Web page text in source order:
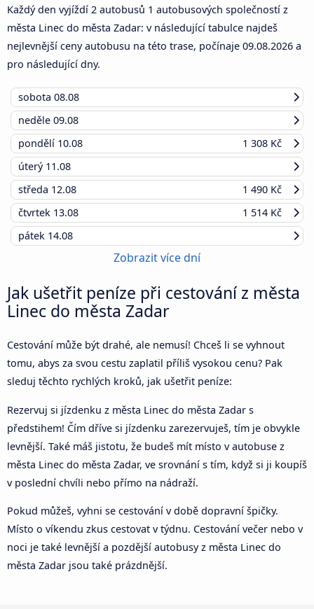
Každý den vyjíždí 2 autobusů 1 autobusových společností z
města Linec do města Zadar: v následující tabulce najdeš
nejlevnější ceny autobusu na této trase, počínaje 09.08.2026 a
pro následující dny.
sobota 08.08
neděle 09.08
pondělí 10.08
1 308 Kč
úterý 11.08
středa 12.08
1 490 Kč
čtvrtek 13.08
1 514 Kč
pátek 14.08
Zobrazit více dní
Jak ušetřit peníze při cestování z města
Linec do města Zadar
Cestování může být drahé, ale nemusí! Chceš li se vyhnout
tomu, abys za svou cestu zaplatil příliš vysokou cenu? Pak
sleduj těchto rychlých kroků, jak ušetřit peníze:
Rezervuj si jízdenku z města Linec do města Zadar s
předstihem! Čím dříve si jízdenku zarezervuješ, tím je obvykle
levnější. Také máš jistotu, že budeš mít místo v autobuse z
města Linec do města Zadar, ve srovnání s tím, když si ji koupíš
v poslední chvíli nebo přímo na nádraží.
Pokud můžeš, vyhni se cestování v době dopravní špičky.
Místo o víkendu zkus cestovat v týdnu. Cestování večer nebo v
noci je také levnější a pozdější autobusy z města Linec do
města Zadar jsou také prázdnější.